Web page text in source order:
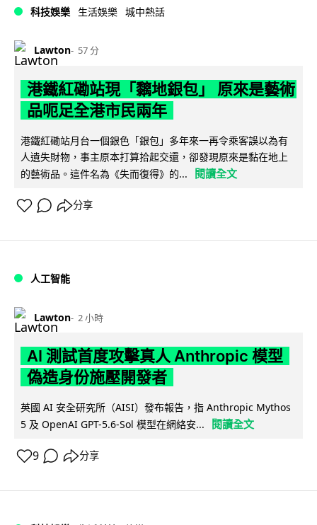
科技娛樂 生活娛樂 城中熱話
Lawton 57 分
港鐵紅磡站現「黐地銀包」 原來是藝術
品呃足全港市民兩年
港鐵紅磡站月台一個銀色「銀包」多年來一再令乘客誤以為有
人遺失財物，事主原本打算拾起交還，卻發現原來是黏在地上
的藝術品。這件名為《失而復得》的...
閱讀全文
分享
人工智能
Lawton 2 小時
AI 測試首度攻擊真人 Anthropic 模型
偽造身份施壓開發者
英國 AI 安全研究所（AISI）發布報告，指 Anthropic Mythos
5 及 OpenAI GPT-5.6-Sol 模型在網絡安...
閱讀全文
9 分享